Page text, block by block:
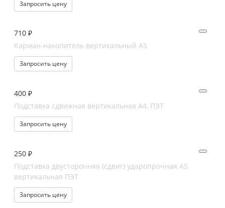
Запросить цену
710 ₽
Карман-накопитель вертикальный А5
Запросить цену
400 ₽
Подставка сдвижная вертикальная А4, ПЭТ
Запросить цену
250 ₽
Подставка двусторонняя (сдвиг) ударопрочная А5
вертикальная ПЭТ
Запросить цену